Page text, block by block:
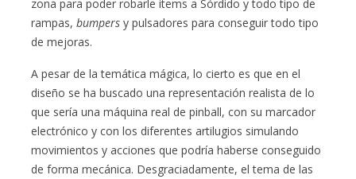
zona para poder robarle items a Sórdido y todo tipo de
rampas,bumpers y pulsadores para conseguir todo tipo
de mejoras.
A pesar de la temática mágica, lo cierto es que en el
diseño se ha buscado una representación realista de lo
que sería una máquina real de pinball, con su marcador
electrónico y con los diferentes artilugios simulando
movimientos y acciones que podría haberse conseguido
de forma mecánica. Desgraciadamente, el tema de las